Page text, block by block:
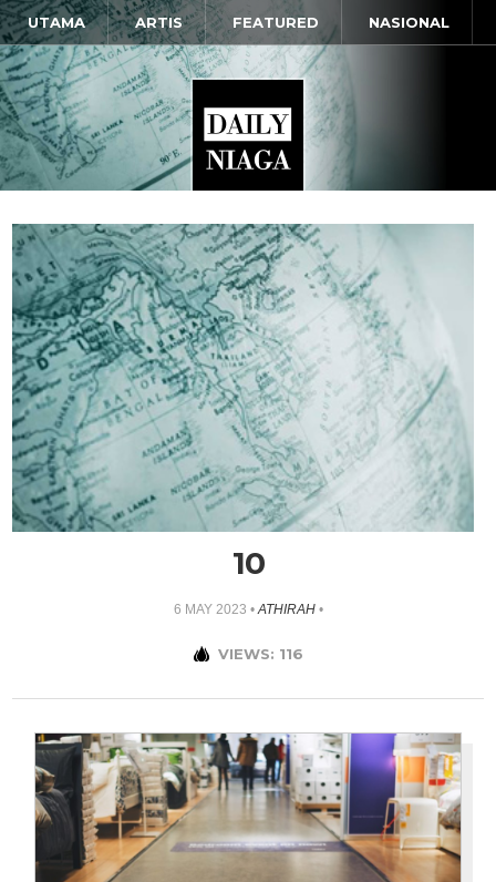
UTAMA ARTIS FEATURED NASIONAL
10
6 MAY 2023 •ATHIRAH•
VIEWS: 116